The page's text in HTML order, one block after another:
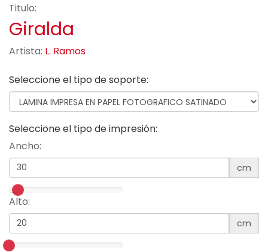
Titulo:
Giralda
Artista: L. Ramos
Seleccione el tipo de soporte:
Seleccione el tipo de impresión:
Ancho:
cm
Alto:
cm